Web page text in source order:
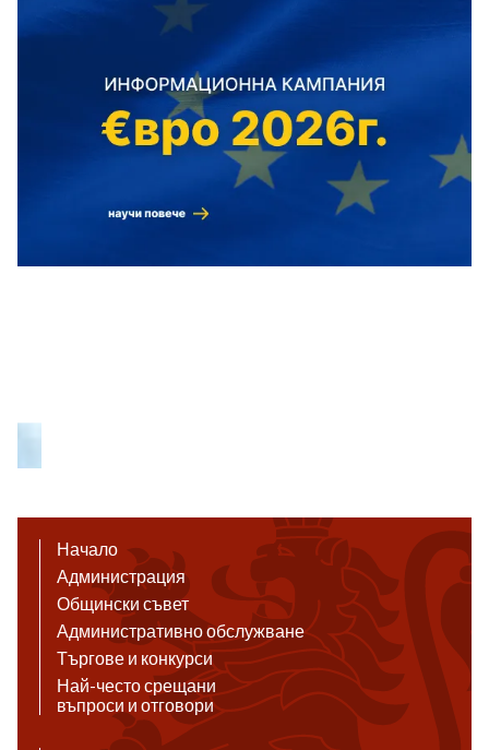
Начало
Администрация
Общински съвет
Административно обслужване
Търгове и конкурси
Най-често срещани
въпроси и отговори